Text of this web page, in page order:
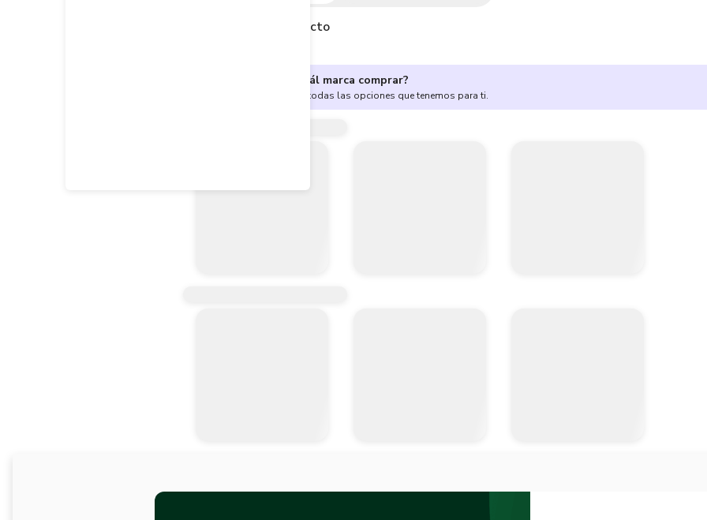
Descripción del producto
¿No sabes cuál marca comprar?
Encuentra aquí todas las opciones que tenemos para ti.